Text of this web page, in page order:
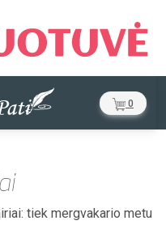
0
tiek mergvakario metu